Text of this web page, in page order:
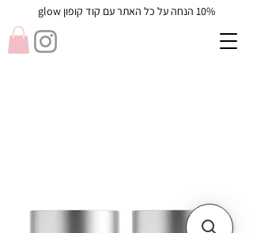
10% הנחה על כל האתר עם קוד קופון glow